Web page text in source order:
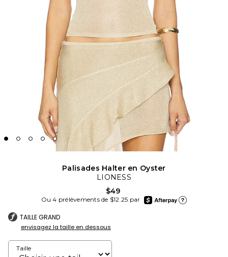
Palisades Halter en Oyster
LIONESS
$49
Ou 4 prélèvements de $12.25 par
afterpay
TAILLE GRAND
envisagez la taille en dessous
Taille